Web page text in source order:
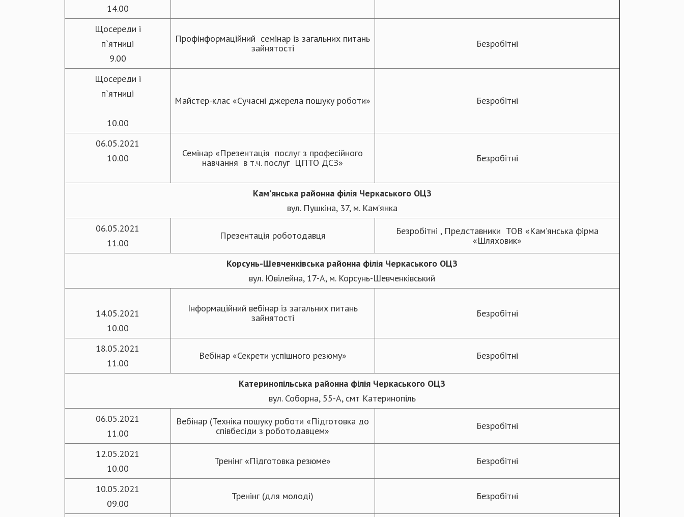
14.00
Щосереди і
п`ятниці
9.00
Профінформаційний семінар із загальних питань
зайнятості
Безробітні
Щосереди і
п`ятниці
10.00
Майстер-клас «Сучасні джерела пошуку роботи» Безробітні
06.05.2021
10.00
Семінар «Презентація послуг з професійного
навчання в т.ч. послуг ЦПТО ДСЗ»
Безробітні
Кам’янська районна філія Черкаського ОЦЗ
вул. Пушкіна, 37, м. Кам’янка
06.05.2021
11.00
Презентація роботодавця
Безробітні , Представники ТОВ «Кам’янська фірма
«Шляховик»
Корсунь-Шевченківська районна філія Черкаського ОЦЗ
вул. Ювілейна, 17-А, м. Корсунь-Шевченківський
14.05.2021
10.00
Інформаційний вебінар із загальних питань
зайнятості
Безробітні
18.05.2021
11.00
Вебінар «Секрети успішного резюму» Безробітні
Катеринопільська районна філія Черкаського ОЦЗ
вул. Соборна, 55-А, смт Катеринопіль
06.05.2021
11.00
Вебінар (Техніка пошуку роботи «Підготовка до
співбесіди з роботодавцем»
Безробітні
12.05.2021
10.00
Тренінг «Підготовка резюме» Безробітні
10.05.2021
09.00
Тренінг (для молоді) Безробітні